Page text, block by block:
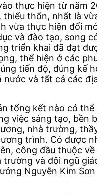
thực hiện từ năm
thiếu thốn, nhất là
vừa thực hiện đổi
và đào tạo, song
triển khai đã đạt
thể hiện ở các
tiến độ, đúng kế
nước và tất cả các
tổng kết nào có thể
việc sáng tạo, bền
nhà trường,
trình. Có được
công đầu thuộc về
trường và đội ngũ
Nguyễn Kim